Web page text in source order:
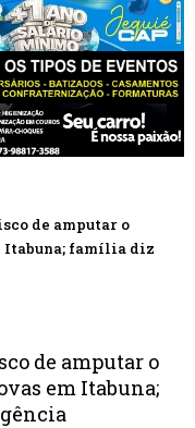
de amputar o
Itabuna; família diz
de amputar o
em Itabuna;